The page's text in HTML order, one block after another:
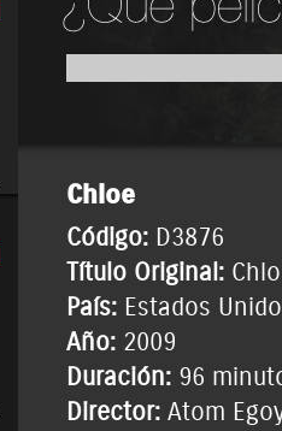
Chloe
Código: D3876
Título Original:
País: Estados
Año: 2009
Duración: 96
Director: Atom